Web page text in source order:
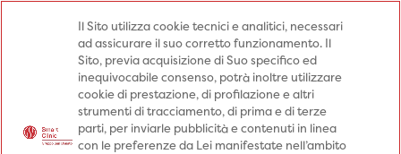
Prenota una visita
Prenota una visita
Specialità
Prestazioni
Medici Punti prelievo
Specialità
Prestazioni
Patologie
Sedi
Il Sito utilizza cookie tecnici e analitici, necessari
ad assicurare il suo corretto funzionamento. Il
Sito, previa acquisizione di Suo specifico ed
inequivocabile consenso, potrà inoltre utilizzare
cookie di prestazione, di profilazione e altri
strumenti di tracciamento, di prima e di terze
parti, per inviarle pubblicità e contenuti in linea
con le preferenze da Lei manifestate nell’ambito